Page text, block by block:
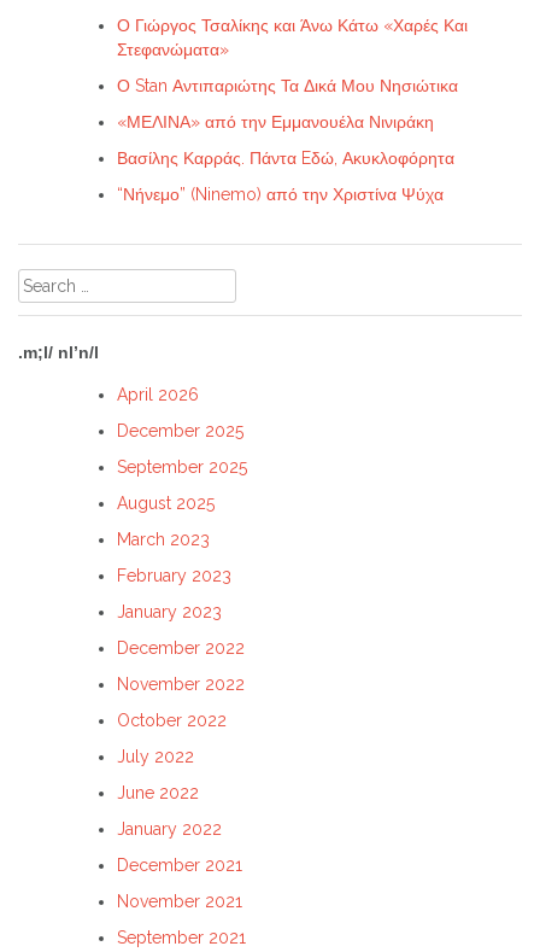
Ο Γιώργος Τσαλίκης και Άνω Κάτω «Χαρές Και
Στεφανώματα»
Ο Stan Αντιπαριώτης Τα Δικά Μου Νησιώτικα
«ΜΕΛΙΝΑ» από την Εμμανουέλα Νινιράκη
Βασίλης Καρράς. Πάντα Eδώ, Ακυκλοφόρητα
“Νήνεμο” (Ninemo) από την Χριστίνα Ψύχα
Search
for:
.m;l/ nl’n/l
April 2026
December 2025
September 2025
August 2025
March 2023
February 2023
January 2023
December 2022
November 2022
October 2022
July 2022
June 2022
January 2022
December 2021
November 2021
September 2021